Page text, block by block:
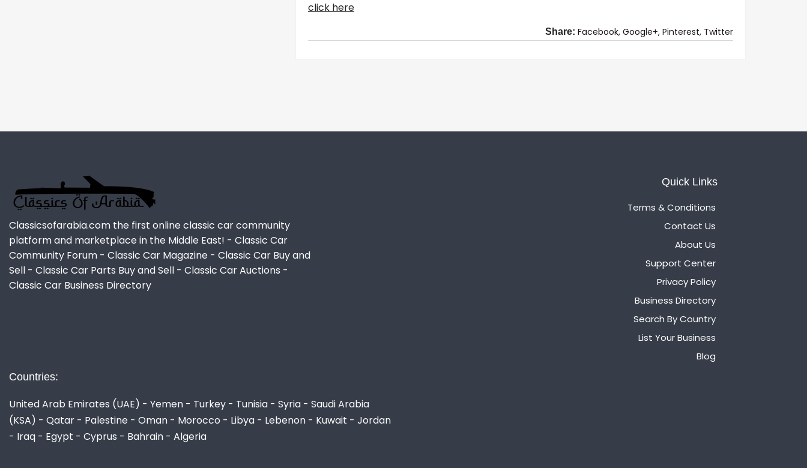
click here
Share: Facebook, Google+, Pinterest, Twitter
Classicsofarabia.com the first online classic car community
platform and marketplace in the Middle East! - Classic Car
Community Forum - Classic Car Magazine - Classic Car Buy and
Sell - Classic Car Parts Buy and Sell - Classic Car Auctions -
Classic Car Business Directory
Quick Links
Terms & Conditions
Contact Us
About Us
Support Center
Privacy Policy
Business Directory
Search By Country
List Your Business
Blog
Countries:
United Arab Emirates (UAE) - Yemen - Turkey - Tunisia - Syria - Saudi Arabia
(KSA) - Qatar - Palestine - Oman - Morocco - Libya - Lebenon - Kuwait - Jordan
- Iraq - Egypt - Cyprus - Bahrain - Algeria